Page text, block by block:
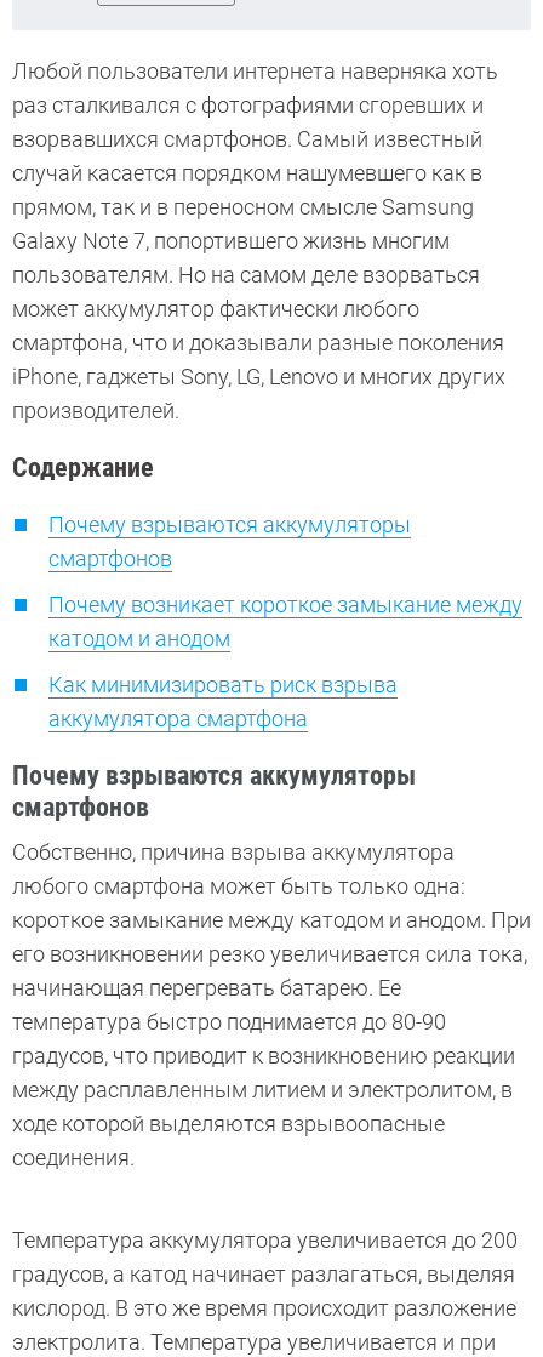
Любой пользователи интернета наверняка хоть
раз сталкивался с фотографиями сгоревших и
взорвавшихся смартфонов. Самый известный
случай касается порядком нашумевшего как в
прямом, так и в переносном смысле Samsung
Galaxy Note 7, попортившего жизнь многим
пользователям. Но на самом деле взорваться
может аккумулятор фактически любого
смартфона, что и доказывали разные поколения
iPhone, гаджеты Sony, LG, Lenovo и многих других
производителей.
Содержание
Почему взрываются аккумуляторы
смартфонов
Почему возникает короткое замыкание между
катодом и анодом
Как минимизировать риск взрыва
аккумулятора смартфона
Почему взрываются аккумуляторы
смартфонов
Собственно, причина взрыва аккумулятора
любого смартфона может быть только одна:
короткое замыкание между катодом и анодом. При
его возникновении резко увеличивается сила тока,
начинающая перегревать батарею. Ее
температура быстро поднимается до 80-90
градусов, что приводит к возникновению реакции
между расплавленным литием и электролитом, в
ходе которой выделяются взрывоопасные
соединения.
Температура аккумулятора увеличивается до 200
градусов, а катод начинает разлагаться, выделяя
кислород. В это же время происходит разложение
электролита. Температура увеличивается и при